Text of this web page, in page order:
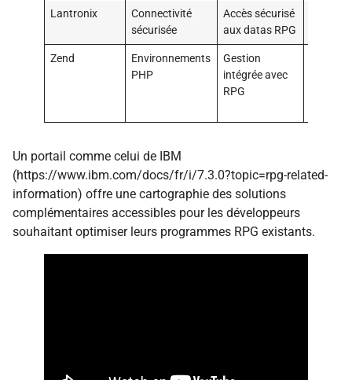
Lantronix
Connectivité
sécurisée
Accès sécurisé
aux datas RPG
Zend
Environnements
PHP
Gestion
intégrée avec
RPG
Un portail comme celui de IBM
(https://www.ibm.com/docs/fr/i/7.3.0?topic=rpg-related-
information) offre une cartographie des solutions
complémentaires accessibles pour les développeurs
souhaitant optimiser leurs programmes RPG existants.